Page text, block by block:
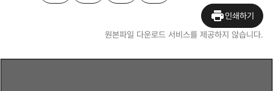
인쇄하기
원본파일 다운로드 서비스를 제공하지 않습니다.